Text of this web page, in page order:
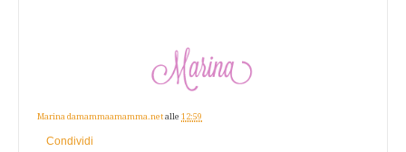
Marina damammaamamma.net alle 12:59
Condividi